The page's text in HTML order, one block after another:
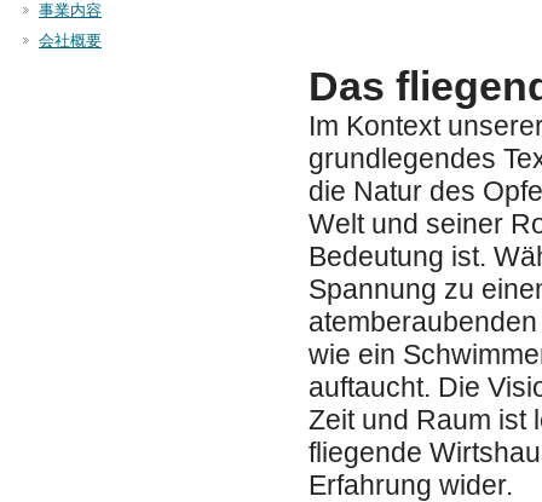
Das
Im Kontext
grundlegendes
die Natur des
Welt und seiner
Bedeutung ist.
Spannung zu
wie ein
auftaucht. Die
Zeit und Raum ist
fliegende
Erfahrung wider.
事業内容
会社概要